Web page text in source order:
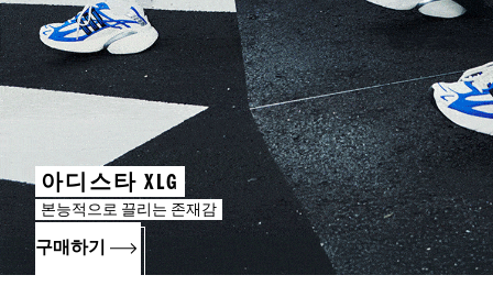
아디스타 XLG
본능적으로 끌리는 존재감
구매하기